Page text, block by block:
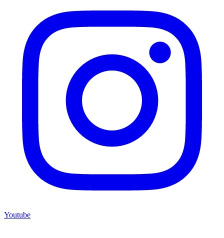
Youtube